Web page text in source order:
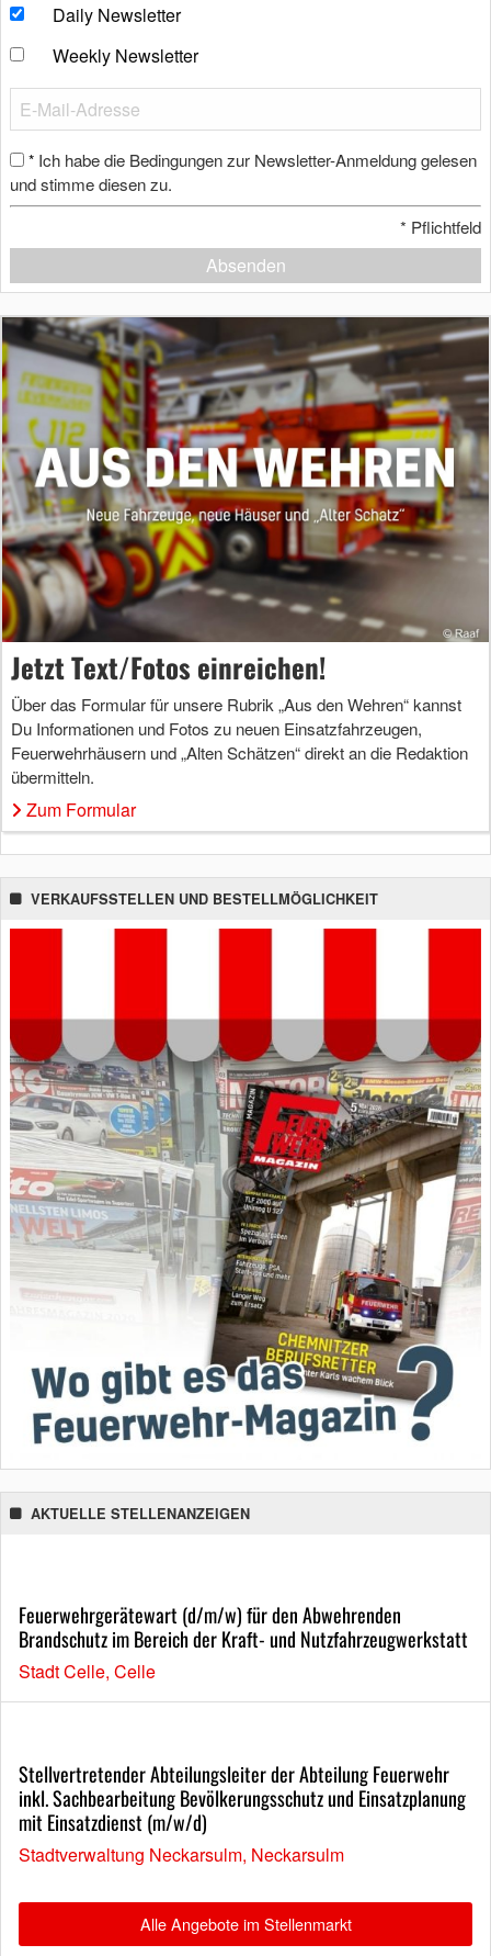
Daily Newsletter
Weekly Newsletter
* Ich habe die Bedingungen zur Newsletter-Anmeldung gelesen
und stimme diesen zu.
* Pflichtfeld
Absenden
Jetzt Text/Fotos einreichen!
Über das Formular für unsere Rubrik „Aus den Wehren“ kannst
Du Informationen und Fotos zu neuen Einsatzfahrzeugen,
Feuerwehrhäusern und „Alten Schätzen“ direkt an die Redaktion
übermitteln.
Zum Formular
VERKAUFSSTELLEN UND BESTELLMÖGLICHKEIT
AKTUELLE STELLENANZEIGEN
Feuerwehrgerätewart (d/m/w) für den Abwehrenden
Brandschutz im Bereich der Kraft- und Nutzfahrzeugwerkstatt
Stadt Celle, Celle
Stellvertretender Abteilungsleiter der Abteilung Feuerwehr
inkl. Sachbearbeitung Bevölkerungsschutz und Einsatzplanung
mit Einsatzdienst (m/w/d)
Stadtverwaltung Neckarsulm, Neckarsulm
Alle Angebote im Stellenmarkt